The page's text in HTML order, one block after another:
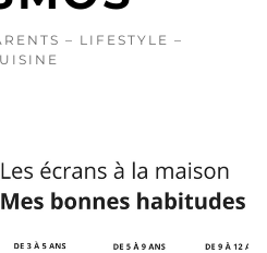
– LIFESTYLE –